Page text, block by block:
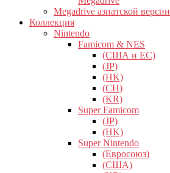
Megadrive азиатской версии
Коллекция
Nintendo
Famicom & NES
(США и ЕС)
(JP)
(HK)
(CH)
(KR)
Super Famicom
(JP)
(HK)
Super Nintendo
(Евросоюз)
(США)